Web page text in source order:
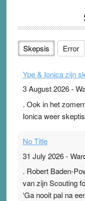
Skepsis Error
Ype & Ionica zijn
3 August 2026-
. Ook in het
Ionica weer
No Title
31 July 2026-
. Robert Baden-
van zijn Scouting
‘Ga nooit pal na